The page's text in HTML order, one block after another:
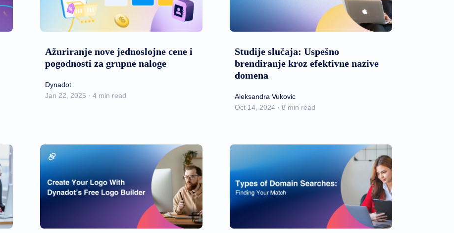
Ažuriranje nove jednoslojne cene i
pogodnosti za grupne naloge
Dynadot
Jan 22, 2025 · 4 min read
Studije slučaja: Uspešno
brendiranje kroz efektivne nazive
domena
Aleksandra Vukovic
Oct 14, 2024 · 8 min read